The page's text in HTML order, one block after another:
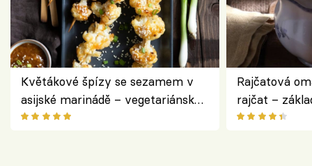
Květákové špízy se sezamem v
asijské marinádě – vegetariánská
chuťovka z grilu
Rajčatová
rajčat –